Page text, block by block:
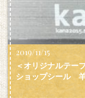
2019/11/15
＜オリジナルテー
ショップシール